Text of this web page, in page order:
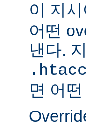
이 지
어떤
낸다.
면 어